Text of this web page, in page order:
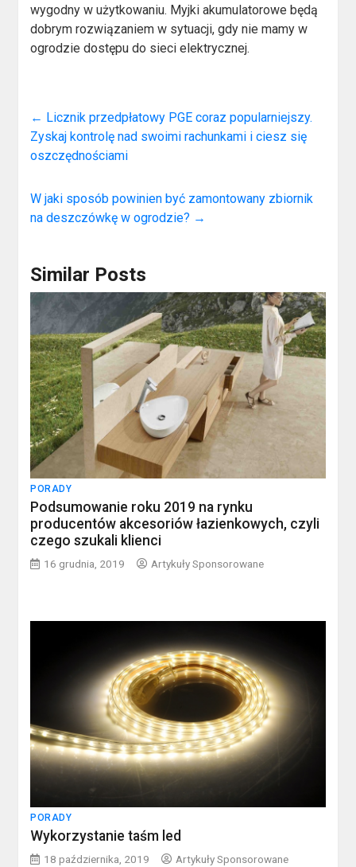
wygodny w użytkowaniu. Myjki akumulatorowe będą
dobrym rozwiązaniem w sytuacji, gdy nie mamy w
ogrodzie dostępu do sieci elektrycznej.
← Licznik przedpłatowy PGE coraz popularniejszy.
Zyskaj kontrolę nad swoimi rachunkami i ciesz się
oszczędnościami
W jaki sposób powinien być zamontowany zbiornik
na deszczówkę w ogrodzie? →
Similar Posts
PORADY
Podsumowanie roku 2019 na rynku
producentów akcesoriów łazienkowych, czyli
czego szukali klienci
16 grudnia, 2019 Artykuły Sponsorowane
PORADY
Wykorzystanie taśm led
18 października, 2019 Artykuły Sponsorowane